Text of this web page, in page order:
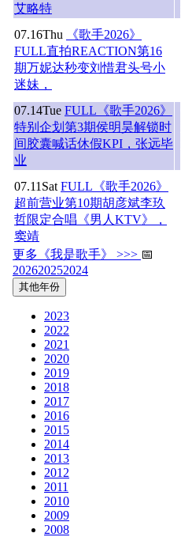
艾略特
07.16Thu
《歌手2026》
FULL直拍REACTION第16
期万妮达秒变刘惜君头号小
迷妹，
07.14Tue FULL《歌手2026》
特别企划第3期侯明昊解锁时
间胶囊喊话休假KPI，张远毕
业
07.11 Sat FULL《歌手2026》
超前营业第10期胡彦斌李玖
哲限定合唱《男人KTV》，
窦靖
更多《我是歌手》 >>> 📅
202620252024
其他年份
2023
2022
2021
2020
2019
2018
2017
2016
2015
2014
2013
2012
2011
2010
2009
2008